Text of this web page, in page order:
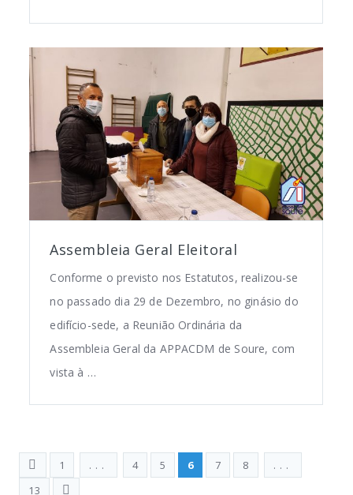
Assembleia Geral Eleitoral
Conforme o previsto nos Estatutos, realizou-se
no passado dia 29 de Dezembro, no ginásio do
edifício-sede, a Reunião Ordinária da
Assembleia Geral da APPACDM de Soure, com
vista à …
1 ... 4 5 6 7 8
...
13